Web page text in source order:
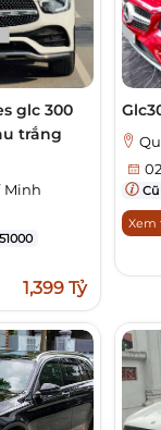
glc 300
trắng
Minh
51000
1,399 Tỷ
Cũ
Xem